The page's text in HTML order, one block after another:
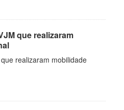
que realizaram
realizaram mobilidade